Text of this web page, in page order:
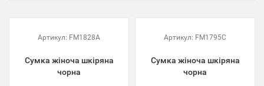
Артикул: FM1828A
Сумка жіноча шкіряна
чорна
Артикул: FM1795C
Сумка жіноча шкіряна
чорна